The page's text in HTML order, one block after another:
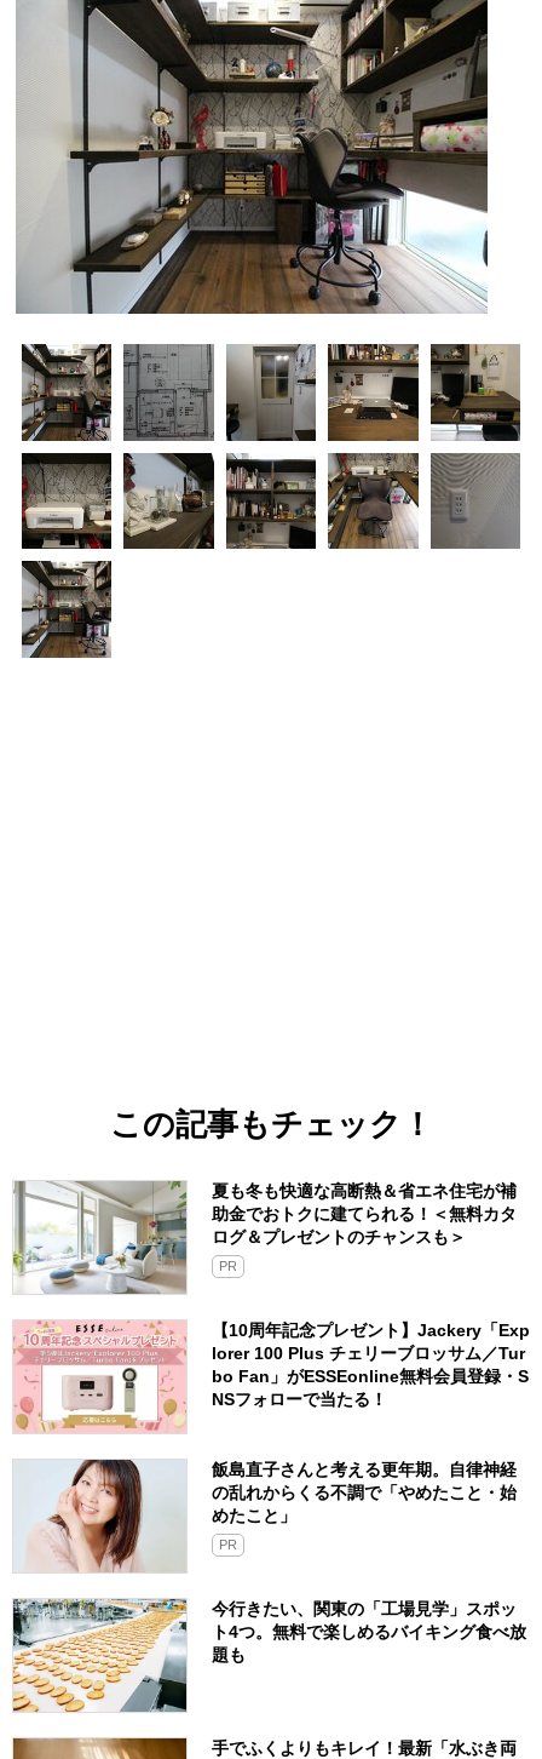
この記事もチェック！
夏も冬も快適な高断熱＆省エネ住宅が補
助金でおトクに建てられる！＜無料カタ
ログ＆プレゼントのチャンスも＞
PR
【10周年記念プレゼント】Jackery「Exp
lorer 100 Plus チェリーブロッサム／Tur
bo Fan」がESSEonline無料会員登録・S
NSフォローで当たる！
飯島直子さんと考える更年期。自律神経
の乱れからくる不調で「やめたこと・始
めたこと」
PR
今行きたい、関東の「工場見学」スポッ
ト4つ。無料で楽しめるバイキング食べ放
題も
手でふくよりもキレイ！最新「水ぶき両